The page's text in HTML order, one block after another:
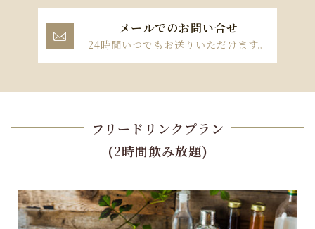
 メールでのお問い合せ
24時間いつでもお送りいただけます。
フリードリンクプラン
(2時間飲み放題)